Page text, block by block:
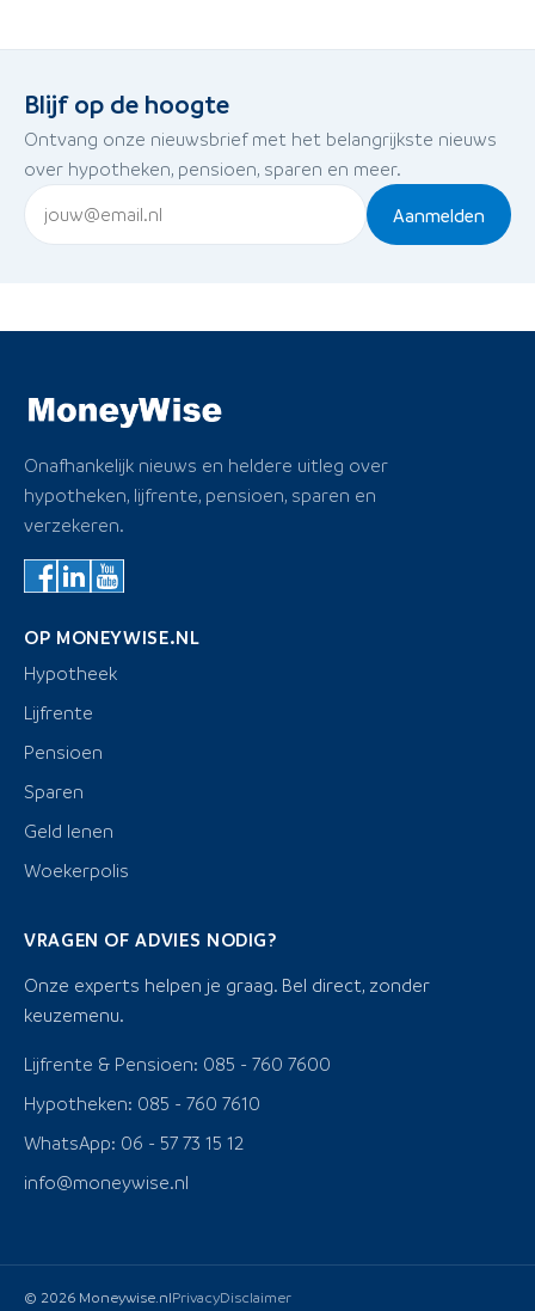
Blijf op de hoogte
Ontvang onze nieuwsbrief met het belangrijkste nieuws
over hypotheken, pensioen, sparen en meer.
Aanmelden
Onafhankelijk nieuws en heldere uitleg over
hypotheken, lijfrente, pensioen, sparen en
verzekeren.
OP MONEYWISE.NL
Hypotheek
Lijfrente
Pensioen
Sparen
Geld lenen
Woekerpolis
VRAGEN OF ADVIES NODIG?
Onze experts helpen je graag. Bel direct, zonder
keuzemenu.
Lijfrente & Pensioen: 085 - 760 7600
Hypotheken: 085 - 760 7610
WhatsApp: 06 - 57 73 15 12
info@moneywise.nl
© 2026 Moneywise.nlPrivacyDisclaimer